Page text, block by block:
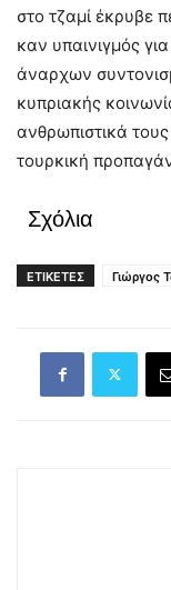
στο τζαμί έκρυβε
καν υπαινιγμός
άναρχων
κυπριακής
ανθρωπιστικά
τουρκική
Σχόλια
ΕΤΙΚΕΤΕΣ Γιώργος